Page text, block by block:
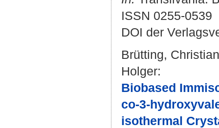
ISSN 0255-0539
DOI der
Brütting, Christian
Holger:
Biobased
co-3-
isothermal